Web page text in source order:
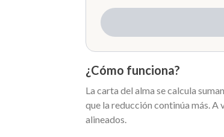
¿Cómo funciona?
La carta del alma se calcula
que la reducción continúa más.
alineados.